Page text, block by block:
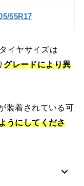
55R17
イヤサイズは
グレードにより異
装着されている可
うにしてくださ